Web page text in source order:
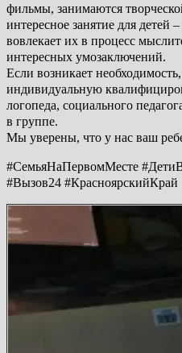
фильмы, занимаются
интересное занятие для
вовлекает их в процесс
интересных умозаключений.
Если возникает
индивидуальную
логопеда, социального
в группе.
Мы уверены, что у нас ваш
#СемьяНаПервомМесте
#Вызов24 #КрасноярскийКрай